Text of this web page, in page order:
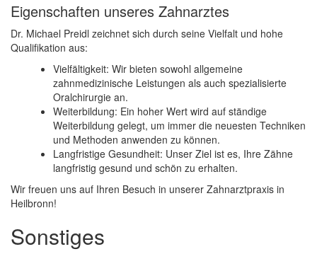
Eigenschaften unseres Zahnarztes
Dr. Michael Preidl zeichnet sich durch seine Vielfalt und hohe
Qualifikation aus:
Vielfältigkeit: Wir bieten sowohl allgemeine
zahnmedizinische Leistungen als auch spezialisierte
Oralchirurgie an.
Weiterbildung: Ein hoher Wert wird auf ständige
Weiterbildung gelegt, um immer die neuesten Techniken
und Methoden anwenden zu können.
Langfristige Gesundheit: Unser Ziel ist es, Ihre Zähne
langfristig gesund und schön zu erhalten.
Wir freuen uns auf Ihren Besuch in unserer Zahnarztpraxis in
Heilbronn!
Sonstiges